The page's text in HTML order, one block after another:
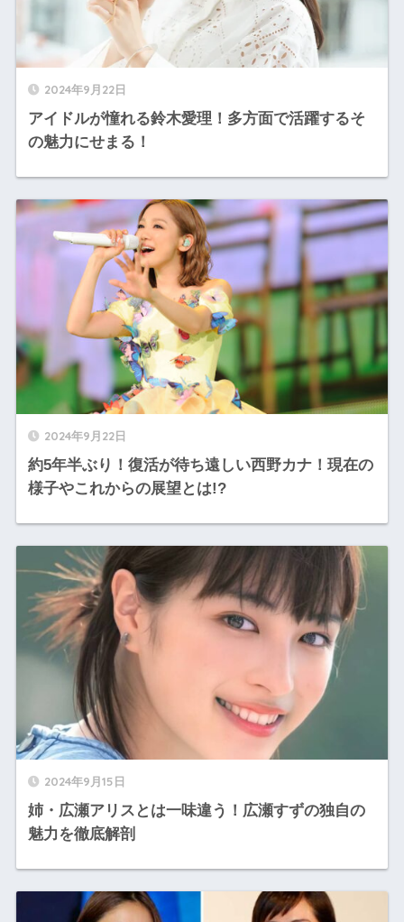
2024年9月22日
アイドルが憧れる鈴木愛理！多方面で活躍するそ
の魅力にせまる！
2024年9月22日
約5年半ぶり！復活が待ち遠しい西野カナ！現在の
様子やこれからの展望とは!?
2024年9月15日
姉・広瀬アリスとは一味違う！広瀬すずの独自の
魅力を徹底解剖